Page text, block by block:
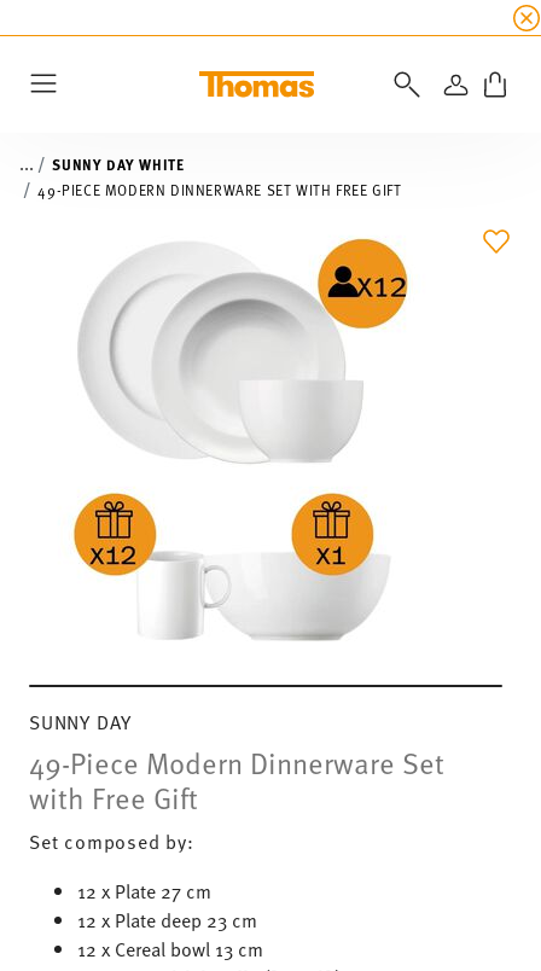
☀️ Up to 45% discount on all
LOGIN
... SUNNY DAY WHITE
49-PIECE MODERN DINNERWARE SET WITH FREE GIFT
SUNNY DAY
49-Piece Modern Dinnerware Set
with Free Gift
Set composed by:
12 x Plate 27 cm
12 x Plate deep 23 cm
12 x Cereal bowl 13 cm
ADD